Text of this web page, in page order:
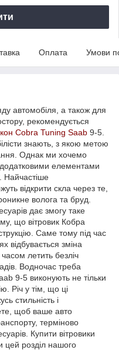
Оплата Умови
автомобіля, а також для
рекомендується
Cobra Tuning Saab 9-5.
знають, з якою метою
Однак ми хочемо
елементами
Найчастіше
відкрити скла через те,
волога та бруд.
дає змогу таке
що вітровик Кобра
Саме тому під час
відбувається зміна
летить безліч
Водночас треба
9-5 виконують не тільки
Річ у тім, що ці
стильність і
щоб ваше авто
терміново
Купити вітровики
розділ нашого